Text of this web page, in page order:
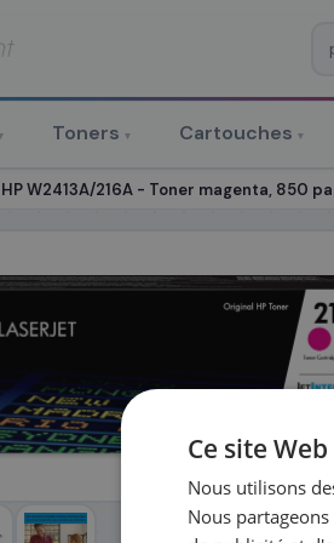
Toners ▾ Cartouches ▾
HP W2413A/216A - Toner magenta, 850
QUANTITÉ PAR
LIVRAISON SOUHAITÉE
NOM*
Ce site
Nous utilisons
Nous